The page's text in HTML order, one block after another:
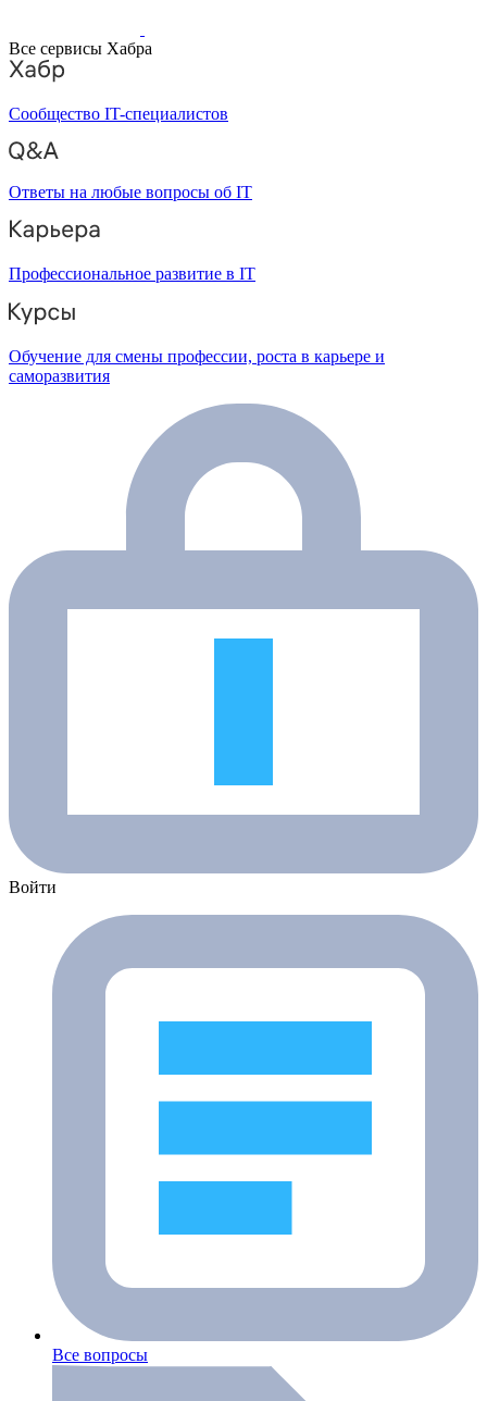
Все сервисы Хабра
Сообщество IT-специалистов
Ответы на любые вопросы об IT
Профессиональное развитие в IT
Обучение для смены профессии, роста в карьере и
саморазвития
Войти
Все вопросы